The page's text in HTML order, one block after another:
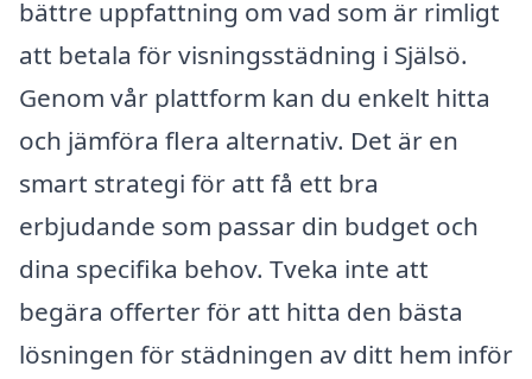
bättre uppfattning om vad som är rimligt
att betala för visningsstädning i Själsö.
Genom vår plattform kan du enkelt hitta
och jämföra flera alternativ. Det är en
smart strategi för att få ett bra
erbjudande som passar din budget och
dina specifika behov. Tveka inte att
begära offerter för att hitta den bästa
lösningen för städningen av ditt hem inför